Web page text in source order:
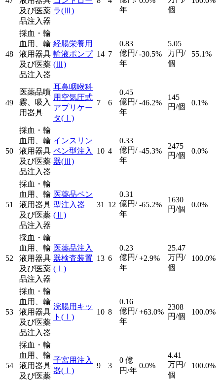
及び医薬
品注入器
ラ(Ⅲ)
年
個
48
採血・輸
血用、輸
液用器具
及び医薬
品注入器
経腸栄養用
輸液ポンプ
(Ⅲ)
14 7
0.83
億円/
年
-30.5%
5.05
万円/
個
55.1%
49
医薬品噴
霧、吸入
用器具
耳鼻咽喉科
用空気圧式
アプリケー
タ(Ⅰ)
7 6
0.45
億円/
年
-46.2%
145
円/個
0.1%
50
採血・輸
血用、輸
液用器具
及び医薬
品注入器
インスリン
ペン型注入
器(Ⅲ)
10 4
0.33
億円/
年
-45.3%
2475
円/個
0.0%
51
採血・輸
血用、輸
液用器具
及び医薬
品注入器
医薬品ペン
型注入器
(Ⅱ)
31 12
0.31
億円/
年
-65.2%
1630
円/個
0.0%
52
採血・輸
血用、輸
液用器具
及び医薬
品注入器
医薬品注入
器検査装置
(Ⅰ)
13 6
0.23
億円/
年
+2.9%
25.47
万円/
個
100.0%
53
採血・輸
血用、輸
液用器具
及び医薬
品注入器
浣腸用キッ
ト (Ⅰ)
10 8
0.16
億円/
年
+63.0%
2308
円/個
100.0%
54
採血・輸
血用、輸
液用器具
及び医薬
子宮用注入
器(Ⅰ)
9 3
0 億
円/年
0.0%
4.41
万円/
個
100.0%